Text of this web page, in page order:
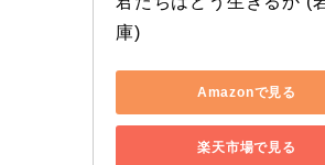
庫)
Amazonで見る
楽天市場で見る